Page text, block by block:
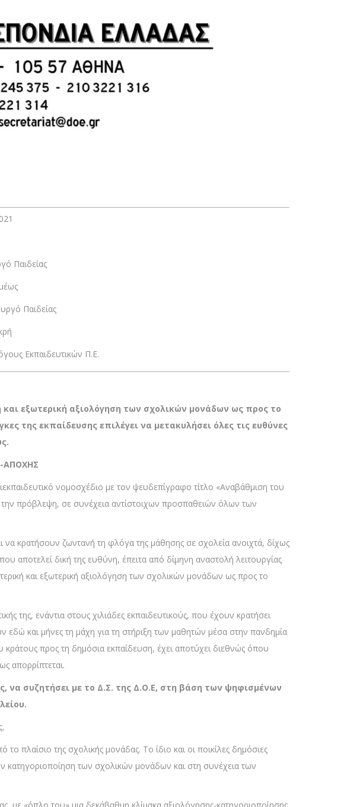
Παιδείας
Παιδείας
Εκπαιδευτικών Π.Ε.
εξωτερική αξιολόγηση των σχολικών μονάδων ως προς το
της εκπαίδευσης επιλέγει να μετακυλήσει όλες τις ευθύνες
ΑΠΟΧΗΣ
νομοσχέδιο με τον ψευδεπίγραφο τίτλο «Αναβάθμιση του
την πρόβλεψη, σε συνέχεια αντίστοιχων προσπαθειών όλων των
να κρατήσουν ζωντανή τη φλόγα της μάθησης σε σχολεία ανοιχτά, δίχως
αποτελεί δική της ευθύνη, έπειτα από δίμηνη αναστολή λειτουργίας
και εξωτερική αξιολόγηση των σχολικών μονάδων ως προς το
της, ενάντια στους χιλιάδες εκπαιδευτικούς, που έχουν κρατήσει
εδώ και μήνες τη μάχη για τη στήριξη των μαθητών μέσα στην πανδημία
προς τη δημόσια εκπαίδευση, έχει αποτύχει διεθνώς όπου
απορρίπτεται.
να συζητήσει με το Δ.Σ. της Δ.Ο.Ε, στη βάση των ψηφισμένων
πλαίσιο της σχολικής μονάδας. Το ίδιο και οι ποικίλες δημόσιες
κατηγοριοποίηση των σχολικών μονάδων και στη συνέχεια των